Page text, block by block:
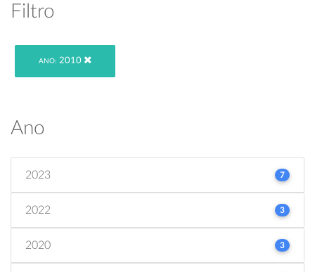
Filtro
ANO: 2010
Ano
2023 7
2022 3
2020 3